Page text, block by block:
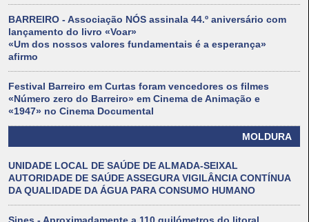
BARREIRO - Associação NÓS assinala 44.º aniversário com
lançamento do livro «Voar»
«Um dos nossos valores fundamentais é a esperança»
afirmo
Festival Barreiro em Curtas foram vencedores os filmes
«Número zero do Barreiro» em Cinema de Animação e
«1947» no Cinema Documental
MOLDURA
UNIDADE LOCAL DE SAÚDE DE ALMADA-SEIXAL
AUTORIDADE DE SAÚDE ASSEGURA VIGILÂNCIA CONTÍNUA
DA QUALIDADE DA ÁGUA PARA CONSUMO HUMANO